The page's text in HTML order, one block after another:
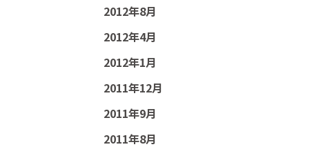
2012年8月
2012年4月
2012年1月
2011年12月
2011年9月
2011年8月